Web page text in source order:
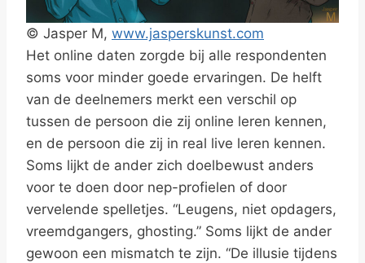
© Jasper M, www.jasperskunst.com
Het online daten zorgde bij alle respondenten
soms voor minder goede ervaringen. De helft
van de deelnemers merkt een verschil op
tussen de persoon die zij online leren kennen,
en de persoon die zij in real live leren kennen.
Soms lijkt de ander zich doelbewust anders
voor te doen door nep-profielen of door
vervelende spelletjes. “Leugens, niet opdagers,
vreemdgangers, ghosting.” Soms lijkt de ander
gewoon een mismatch te zijn. “De illusie tijdens